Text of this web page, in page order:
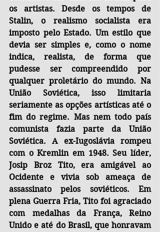
os artistas. Desde os tempos de
Stalin, o realismo socialista era
imposto pelo Estado. Um estilo que
devia ser simples e, como o nome
indica, realista, de forma que
pudesse ser compreendido por
qualquer proletário do mundo. Na
União Soviética, isso limitaria
seriamente as opções artísticas até o
fim do regime. Mas nem todo país
comunista fazia parte da União
Soviética. A ex-Iugoslávia rompeu
com o Kremlin em 1948. Seu líder,
Josip Broz Tito, era amigável ao
Ocidente e vivia sob ameaça de
assassinato pelos soviéticos. Em
plena Guerra Fria, Tito foi agraciado
com medalhas da França, Reino
Unido e até do Brasil, que honravam